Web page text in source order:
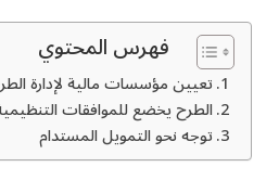
فهرس المحتوي
تعيين مؤسسات مالية لإدارة
الطرح يخضع للموافقات
توجه نحو التمويل المستدام